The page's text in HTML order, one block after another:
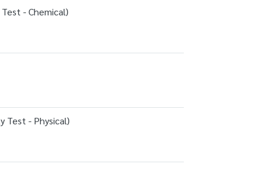
- Chemical)
Test - Physical)